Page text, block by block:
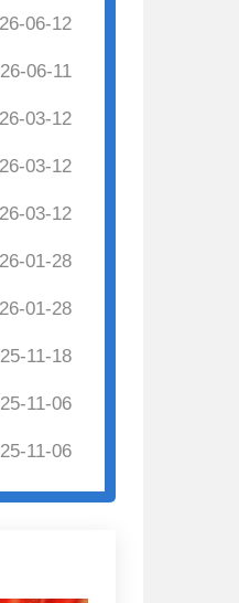
06-12
06-11
03-12
03-12
03-12
01-28
01-28
11-18
11-06
11-06